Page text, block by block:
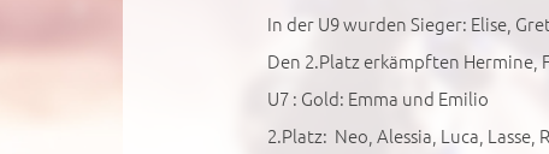
In der U9 wurden Sieger: Elise,
Den 2.Platz erkämpften Hermine,
U7 : Gold: Emma und Emilio
2.Platz: Neo, Alessia, Luca, Lasse,